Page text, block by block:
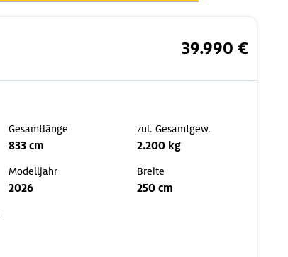
39.990 €
Gesamtlänge
833 cm
zul. Gesamtgew.
2.200 kg
Modelljahr
2026
Breite
250 cm